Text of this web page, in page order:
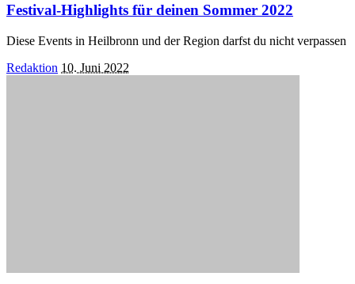
Festival-Highlights für deinen Sommer 2022
Diese Events in Heilbronn und der Region darfst du nicht verpassen
Posted
Redaktion 10. Juni 2022